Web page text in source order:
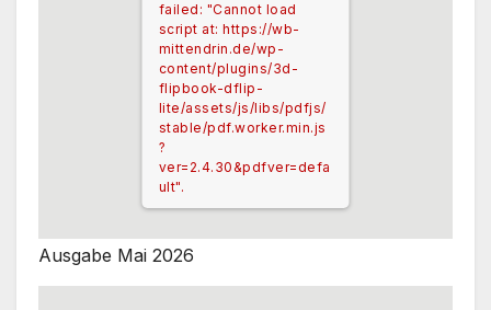
failed: "Cannot load
script at: https://wb-
mittendrin.de/wp-
content/plugins/3d-
flipbook-dflip-
lite/assets/js/libs/pdfjs/
stable/pdf.worker.min.js
?
ver=2.4.30&pdfver=defa
ult".
Ausgabe Mai 2026